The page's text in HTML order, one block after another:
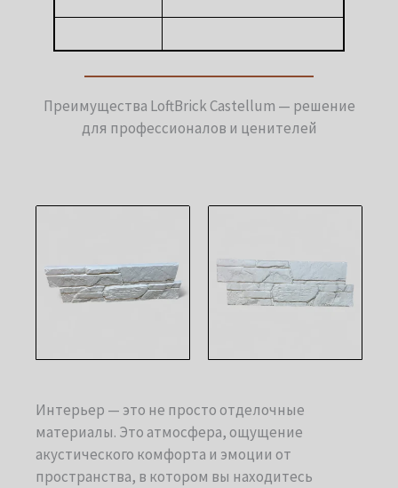
Преимущества LoftBrick Castellum — решение
для профессионалов и ценителей
Интерьер — это не просто отделочные
материалы. Это атмосфера, ощущение
акустического комфорта и эмоции от
пространства, в котором вы находитесь